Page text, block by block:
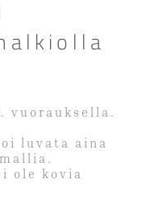
vuorauksella.
luvata aina
ole kovia